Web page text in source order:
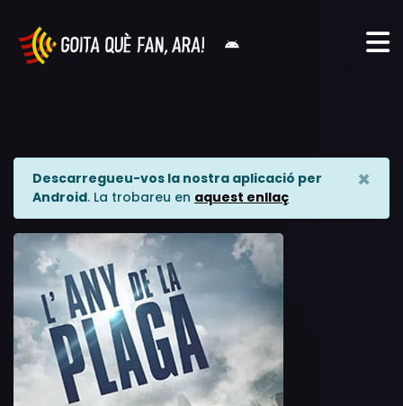
Descarregueu-vos la nostra aplicació per
Android. La trobareu en aquest enllaç
×